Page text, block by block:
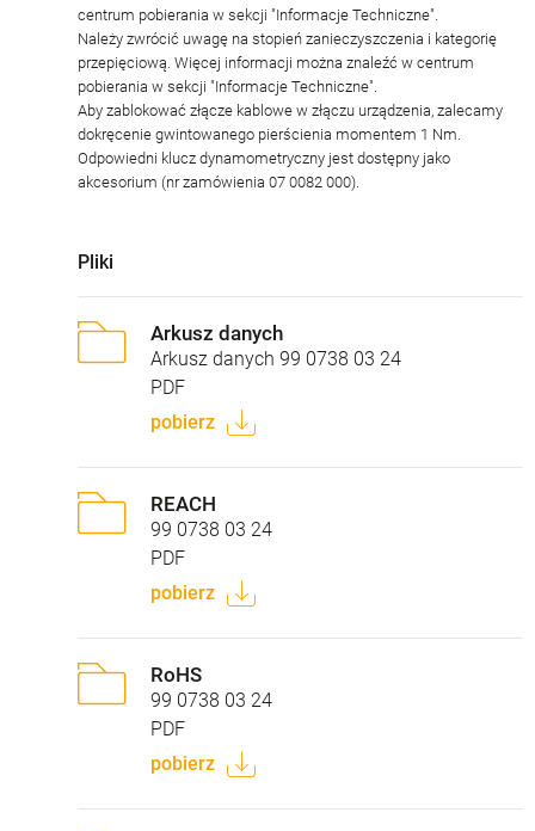
centrum pobierania w sekcji "Informacje Techniczne".
Należy zwrócić uwagę na stopień zanieczyszczenia i kategorię
przepięciową. Więcej informacji można znaleźć w centrum
pobierania w sekcji "Informacje Techniczne".
Aby zablokować złącze kablowe w złączu urządzenia, zalecamy
dokręcenie gwintowanego pierścienia momentem 1 Nm.
Odpowiedni klucz dynamometryczny jest dostępny jako
akcesorium (nr zamówienia 07 0082 000).
Pliki
Arkusz danych
Arkusz danych 99 0738 03 24
PDF
pobierz
REACH
99 0738 03 24
PDF
pobierz
RoHS
99 0738 03 24
PDF
pobierz